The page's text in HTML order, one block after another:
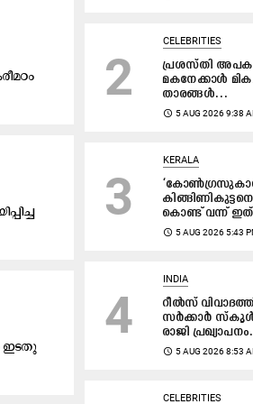
ഇടതു
2
CELEBRITIES
പ്രശസ്തി
മകനേക്കാൾ
താരങ്ങൾ...
access_time 5 AUG 2026 9:38
3
KERALA
കൊണ്ട് വന്ന് ഇത്‌
access_time 5 AUG 2026 5:43
4
INDIA
റീൽസ്
സർക്കാർ സ്കൂൾ
രാജി
access_time 5 AUG 2026 8:53
CELEBRITIES